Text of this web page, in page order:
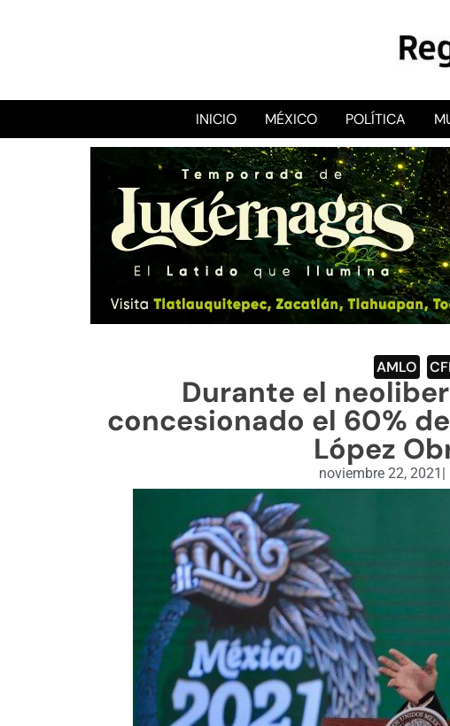
Sitio de
INICIO MÉXICO POLÍTICA
AMLO
Durante el
concesionado el 60%
López
noviembre 22, 2021